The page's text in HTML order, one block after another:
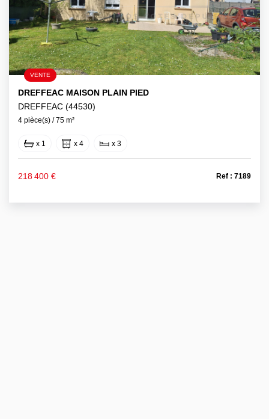
VENTE
DREFFEAC MAISON PLAIN PIED
DREFFEAC (44530)
4 pièce(s) / 75 m²
x 1 x 4 x 3
218 400 € Ref : 7189